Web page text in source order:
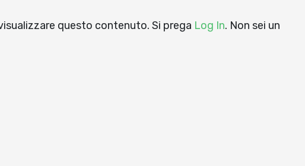
questo contenuto. Si prega Log In. Non sei un